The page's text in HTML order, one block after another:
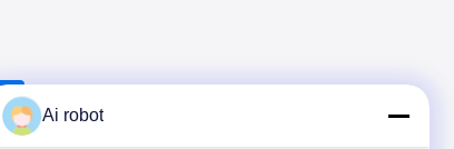
Ai robot